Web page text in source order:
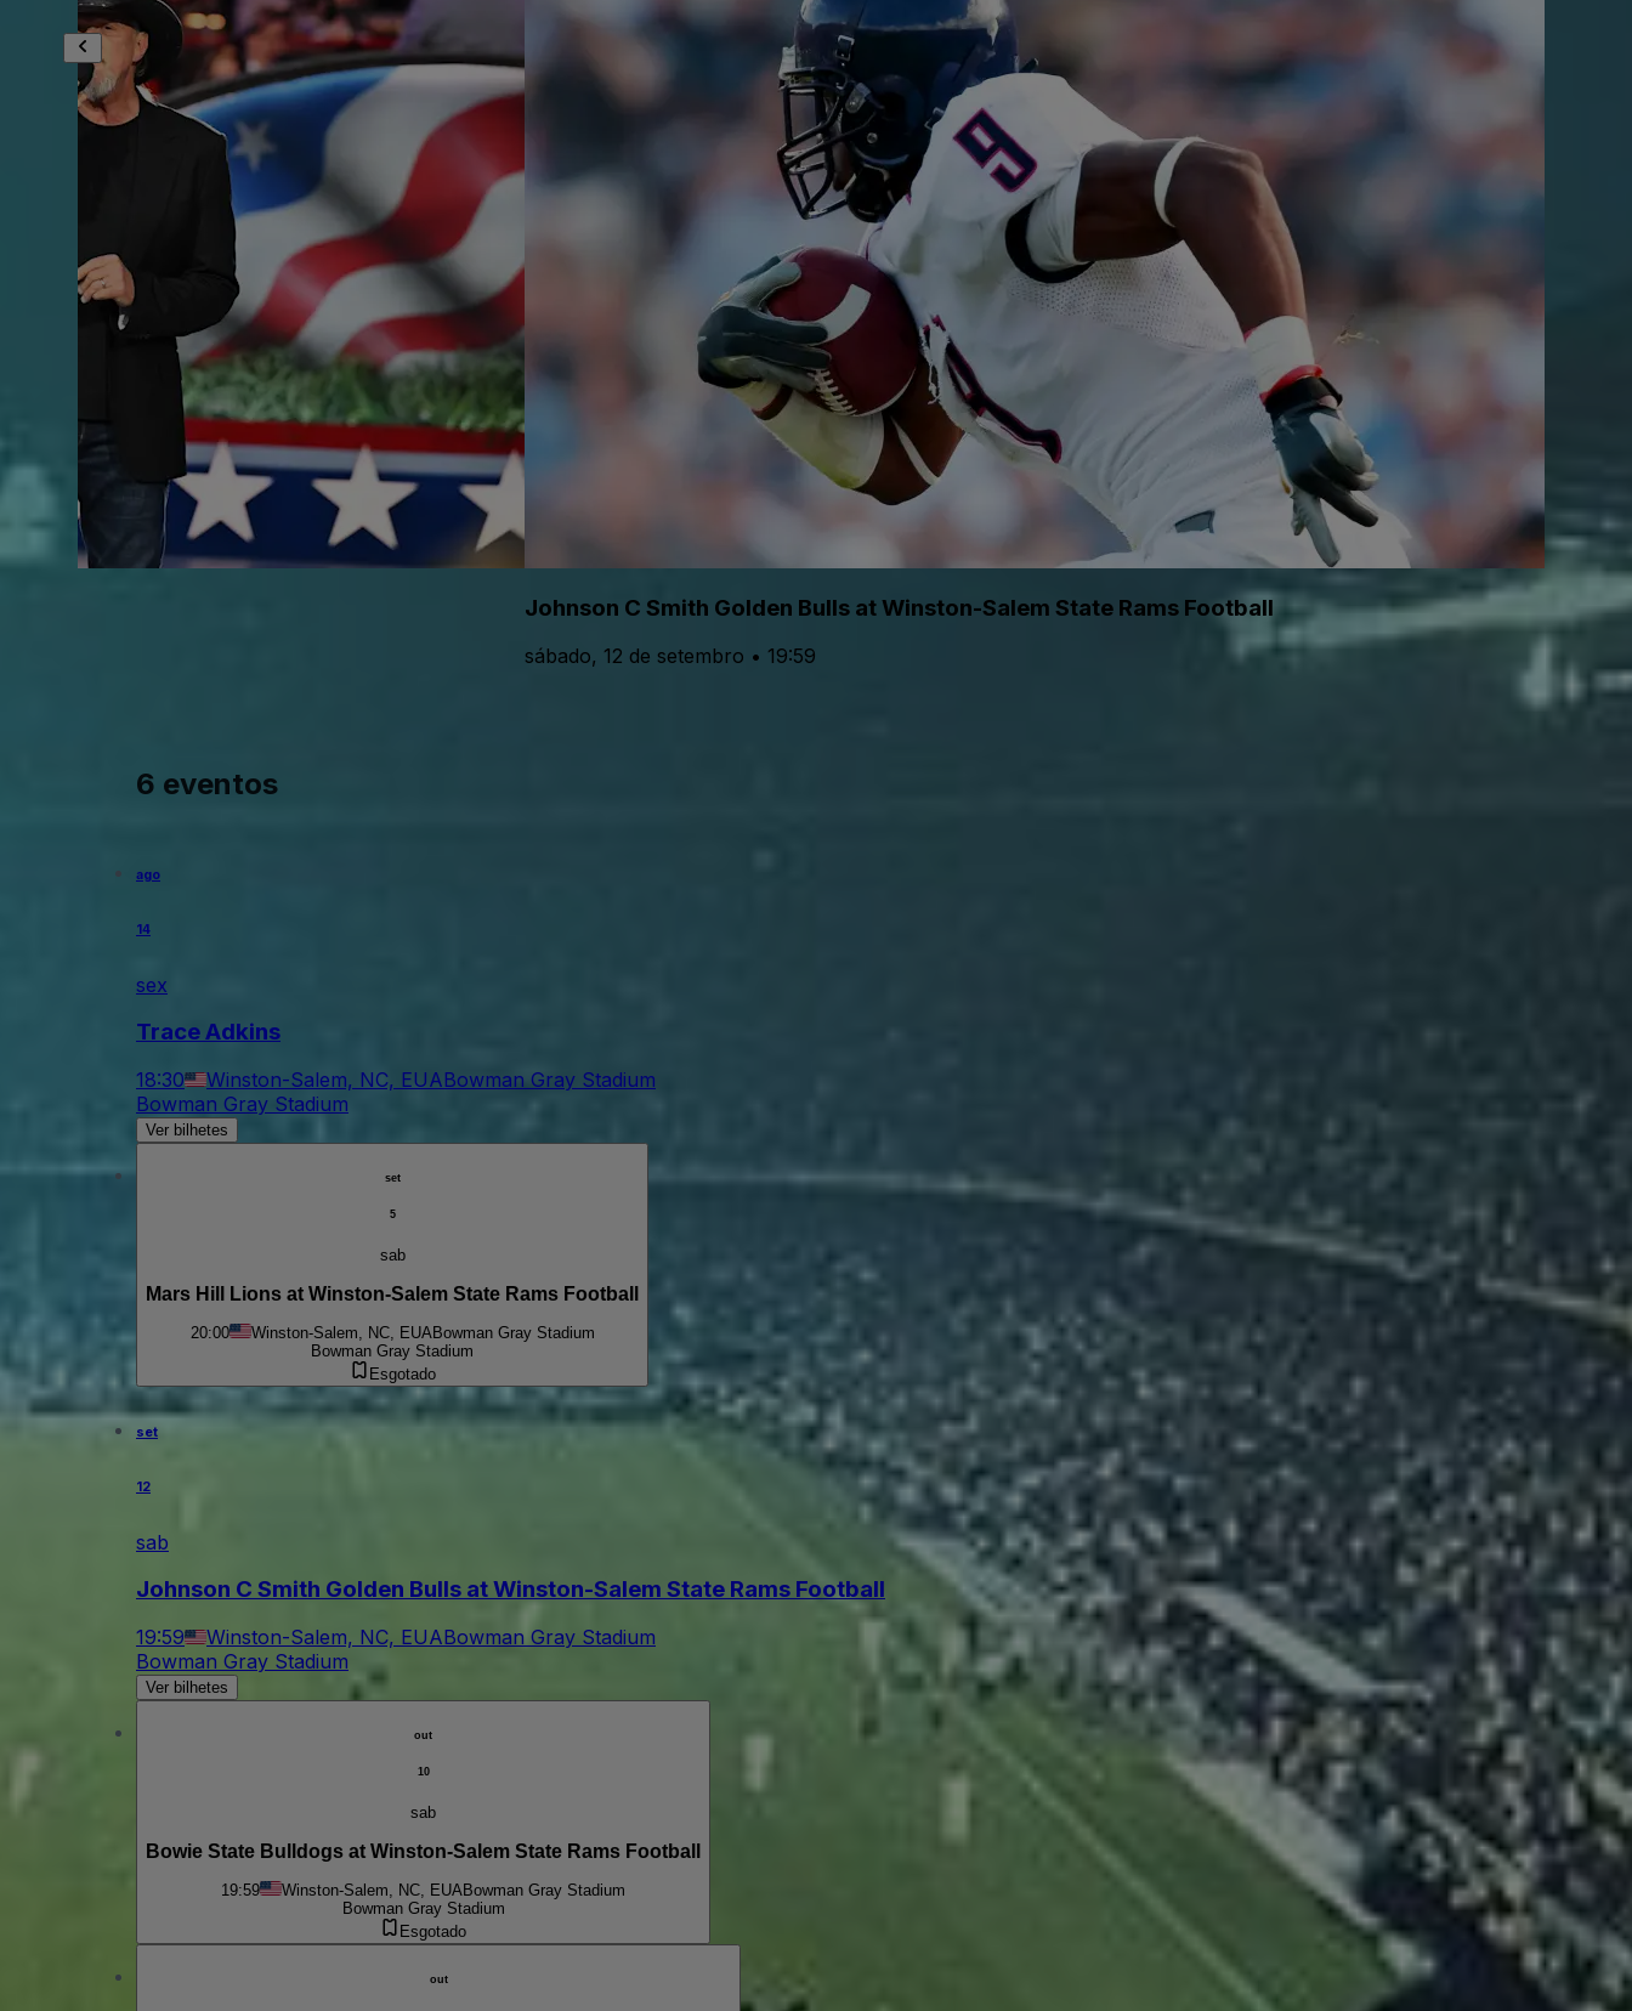
Johnson C Smith Golden Bulls at Winston-Salem State Rams Football
sábado, 12 de setembro • 19:59
6 eventos
ago
14
sex
Trace Adkins
18:30 Winston-Salem, NC, EUABowman Gray Stadium
Bowman Gray Stadium
Ver bilhetes
set
5
sab
Mars Hill Lions at Winston-Salem State Rams Football
20:00 Winston-Salem, NC, EUABowman Gray Stadium
Bowman Gray Stadium
Esgotado
set
12
sab
Johnson C Smith Golden Bulls at Winston-Salem State Rams Football
19:59 Winston-Salem, NC, EUABowman Gray Stadium
Bowman Gray Stadium
Ver bilhetes
out
10
sab
Bowie State Bulldogs at Winston-Salem State Rams Football
19:59 Winston-Salem, NC, EUABowman Gray Stadium
Bowman Gray Stadium
Esgotado
out